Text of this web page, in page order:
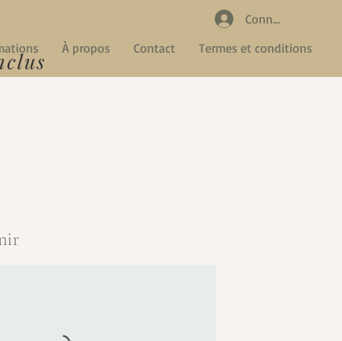
Connexion
À propos Contact Termes et conditions